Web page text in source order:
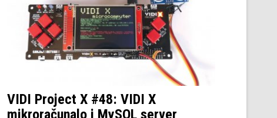
VIDI Project X #48: VIDI X
mikroračunalo i MySQL server